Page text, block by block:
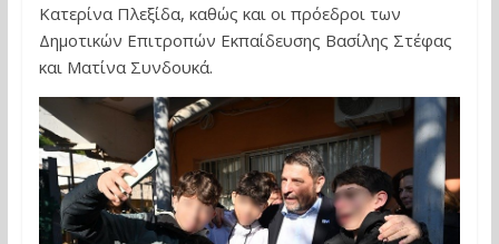
Κατερίνα Πλεξίδα, καθώς και οι πρόεδροι των
Δημοτικών Επιτροπών Εκπαίδευσης Βασίλης Στέφας
και Ματίνα Συνδουκά.